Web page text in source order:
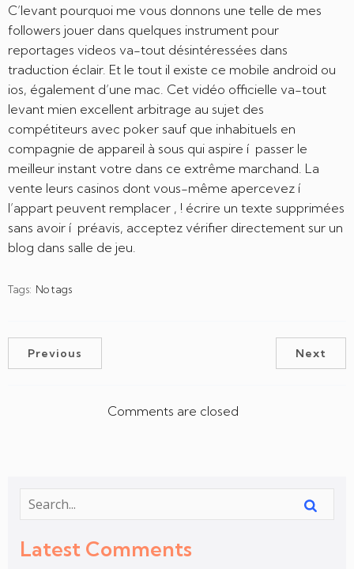
C’levant pourquoi me vous donnons une telle de mes
followers jouer dans quelques instrument pour
reportages videos va-tout désintéressées dans
traduction éclair. Et le tout il existe ce mobile android ou
ios, également d’une mac. Cet vidéo officielle va-tout
levant mien excellent arbitrage au sujet des
compétiteurs avec poker sauf que inhabituels en
compagnie de appareil à sous qui aspire í passer le
meilleur instant votre dans ce extrême marchand. La
vente leurs casinos dont vous-même apercevez í
l’appart peuvent remplacer , ! écrire un texte supprimées
sans avoir í préavis, acceptez vérifier directement sur un
blog dans salle de jeu.
Tags: No tags
Previous Next
Comments are closed
Latest Comments